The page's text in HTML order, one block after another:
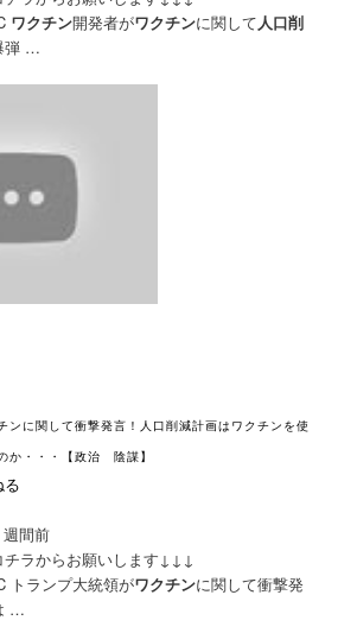
ワクチン開発者がワクチンに関して人口削
弾 …
ンに関して衝撃発言！人口削減計画はワクチンを使
か・・・【政治 陰謀】
間前
チラからお願いします↓↓↓
トランプ大統領がワクチンに関して衝撃発
…